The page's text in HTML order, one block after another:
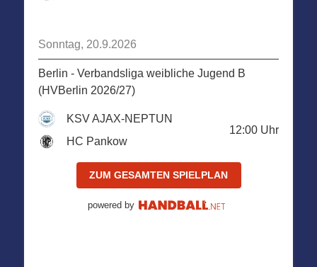
Sonntag, 20.9.2026
Berlin - Verbandsliga weibliche Jugend B
(HVBerlin 2026/27)
KSV AJAX-NEPTUN
HC Pankow
12:00 Uhr
ZUM GESAMTEN SPIELPLAN
powered by